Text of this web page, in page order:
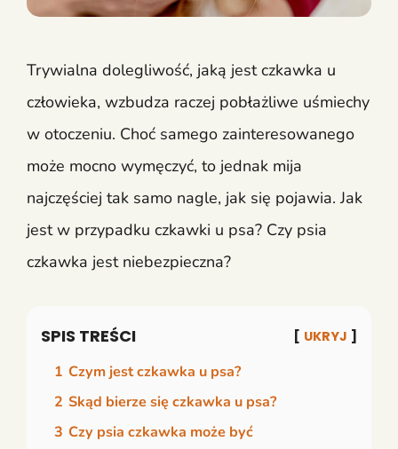
Trywialna dolegliwość, jaką jest czkawka u
człowieka, wzbudza raczej pobłażliwe uśmiechy
w otoczeniu. Choć samego zainteresowanego
może mocno wymęczyć, to jednak mija
najczęściej tak samo nagle, jak się pojawia. Jak
jest w przypadku czkawki u psa? Czy psia
czkawka jest niebezpieczna?
SPIS TREŚCI UKRYJ
1 Czym jest czkawka u psa?
2 Skąd bierze się czkawka u psa?
3 Czy psia czkawka może być